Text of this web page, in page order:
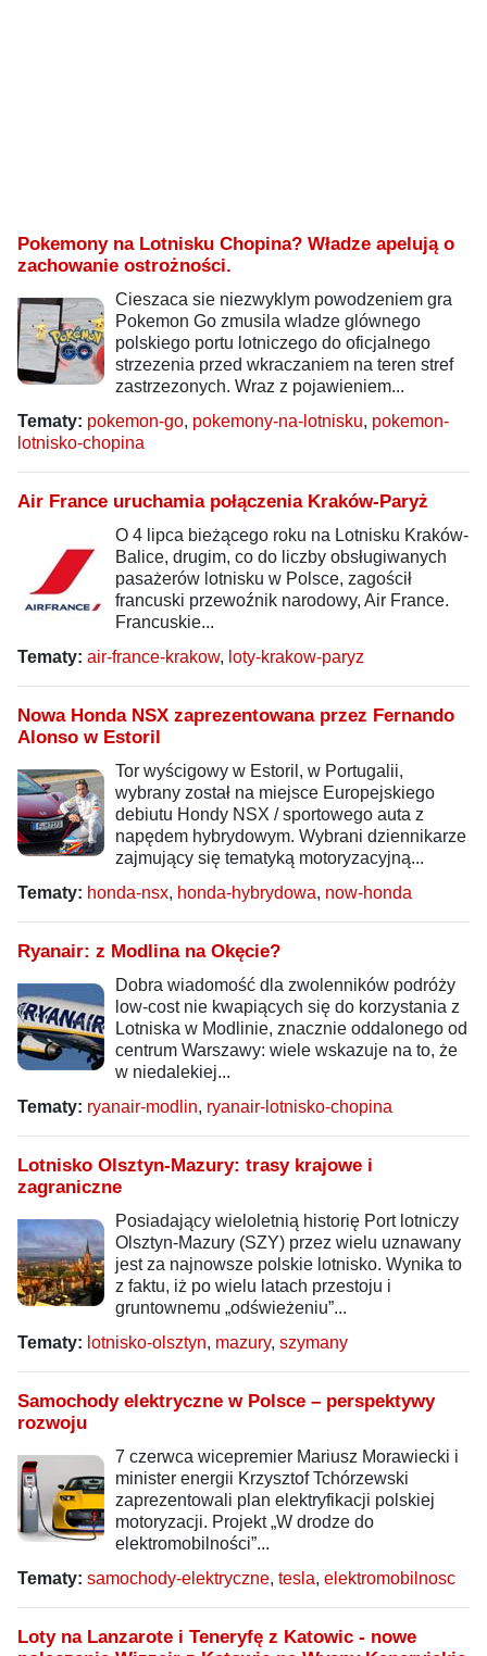
Pokemony na Lotnisku Chopina? Władze apelują o
zachowanie ostrożności.
Cieszaca sie niezwyklym powodzeniem gra
Pokemon Go zmusila wladze glównego
polskiego portu lotniczego do oficjalnego
strzezenia przed wkraczaniem na teren stref
zastrzezonych. Wraz z pojawieniem...
Tematy: pokemon-go, pokemony-na-lotnisku, pokemon-
lotnisko-chopina
Air France uruchamia połączenia Kraków-Paryż
O 4 lipca bieżącego roku na Lotnisku Kraków-
Balice, drugim, co do liczby obsługiwanych
pasażerów lotnisku w Polsce, zagościł
francuski przewoźnik narodowy, Air France.
Francuskie...
Tematy: air-france-krakow, loty-krakow-paryz
Nowa Honda NSX zaprezentowana przez Fernando
Alonso w Estoril
Tor wyścigowy w Estoril, w Portugalii,
wybrany został na miejsce Europejskiego
debiutu Hondy NSX / sportowego auta z
napędem hybrydowym. Wybrani dziennikarze
zajmujący się tematyką motoryzacyjną...
Tematy: honda-nsx, honda-hybrydowa, now-honda
Ryanair: z Modlina na Okęcie?
Dobra wiadomość dla zwolenników podróży
low-cost nie kwapiących się do korzystania z
Lotniska w Modlinie, znacznie oddalonego od
centrum Warszawy: wiele wskazuje na to, że
w niedalekiej...
Tematy: ryanair-modlin, ryanair-lotnisko-chopina
Lotnisko Olsztyn-Mazury: trasy krajowe i
zagraniczne
Posiadający wieloletnią historię Port lotniczy
Olsztyn-Mazury (SZY) przez wielu uznawany
jest za najnowsze polskie lotnisko. Wynika to
z faktu, iż po wielu latach przestoju i
gruntownemu „odświeżeniu”...
Tematy: lotnisko-olsztyn, mazury, szymany
Samochody elektryczne w Polsce – perspektywy
rozwoju
7 czerwca wicepremier Mariusz Morawiecki i
minister energii Krzysztof Tchórzewski
zaprezentowali plan elektryfikacji polskiej
motoryzacji. Projekt „W drodze do
elektromobilności”...
Tematy: samochody-elektryczne, tesla, elektromobilnosc
Loty na Lanzarote i Teneryfę z Katowic - nowe